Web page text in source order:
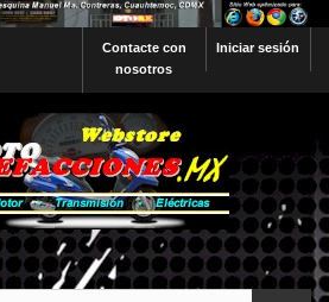
Iniciar sesión
Contacte con
nosotros